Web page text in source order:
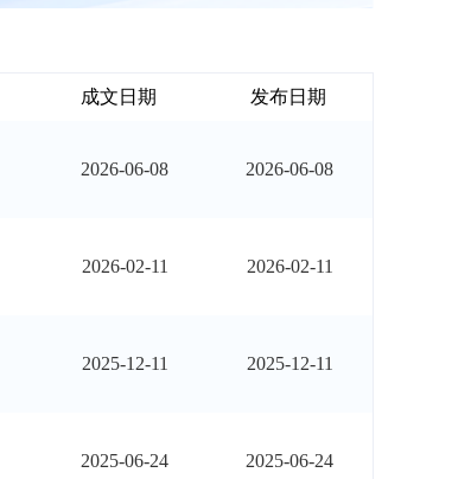
成文日期 发布日期
2026-06-08 2026-06-08
2026-02-11 2026-02-11
2025-12-11 2025-12-11
2025-06-24 2025-06-24